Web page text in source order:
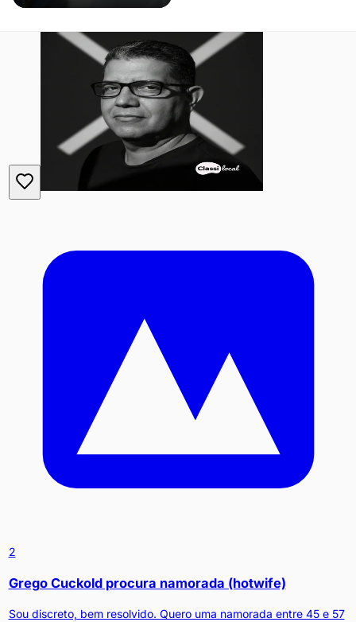
2
Grego Cuckold procura namorada (hotwife)
Sou discreto, bem resolvido. Quero uma namorada entre 45 e 57